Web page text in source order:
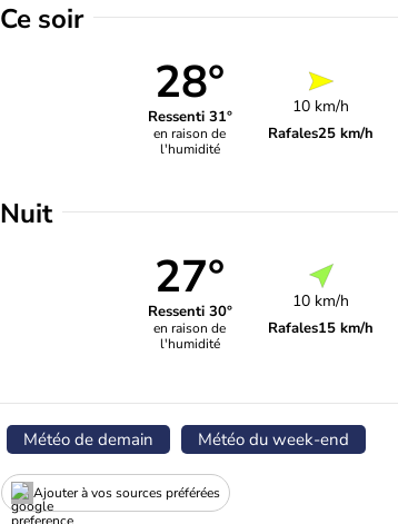
Ce soir
28°
Ressenti 31°
en raison de
l'humidité
10 km/h
Rafales25 km/h
Nuit
27°
Ressenti 30°
en raison de
l'humidité
10 km/h
Rafales15 km/h
Météo de demain Météo du week-end
Ajouter à vos sources préférées